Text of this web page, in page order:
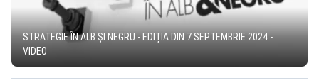
STRATEGIE ÎN ALB ȘI NEGRU - EDIȚIA DIN 7 SEPTEMBRIE 2024 -
VIDEO